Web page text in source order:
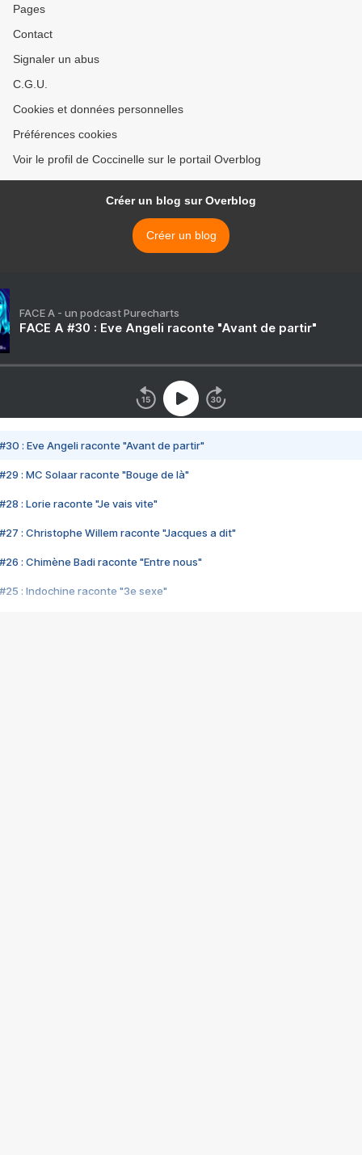
Pages
Contact
Signaler un abus
C.G.U.
Cookies et données personnelles
Préférences cookies
Voir le profil de Coccinelle sur le portail Overblog
Créer un blog sur Overblog
Créer un blog
FACE A - un podcast Purecharts
FACE A #30 : Eve Angeli raconte "Avant de partir"
#30 : Eve Angeli raconte "Avant de partir"
#29 : MC Solaar raconte "Bouge de là"
#28 : Lorie raconte "Je vais vite"
#27 : Christophe Willem raconte "Jacques a dit"
#26 : Chimène Badi raconte "Entre nous"
#25 : Indochine raconte "3e sexe"